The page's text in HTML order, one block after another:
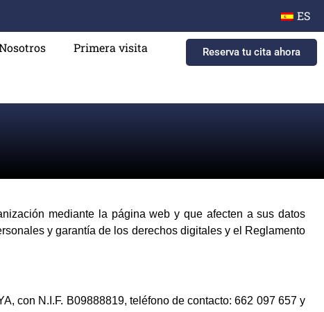
ES
Primera visita Reserva tu cita ahora
mediante la página web y que afecten a sus datos
y garantía de los derechos digitales y el Reglamento
con N.I.F. B09888819, teléfono de contacto: 662 097 657 y